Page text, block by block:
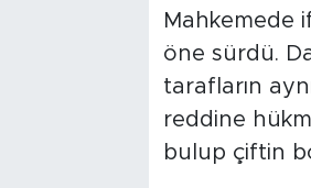
Mahkemede
öne sürdü.
tarafların
reddine
bulup çiftin